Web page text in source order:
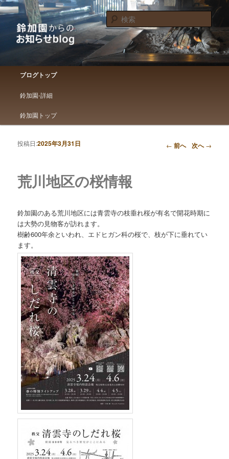
鈴加園からのお知らせブログ
鈴加園からのお知らせです
検
索
メインメニュー
メインコンテンツへ移動
サブコンテンツへ移動
ブログトップ
鈴加園-詳細
鈴加園トップ
投稿ナビゲーション ← 前へ 次へ→
荒川地区の桜情報
投稿日:2025年3月31日
鈴加園のある荒川地区には青雲寺の枝垂れ桜が有名で開花時期に
は大勢の見物客が訪れます。
樹齢600年余といわれ、エドヒガン科の桜で、枝が下に垂れてい
ます。